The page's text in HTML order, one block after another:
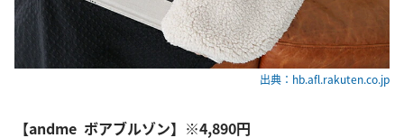
出典：hb.afl.rakuten.co.jp
【andme ボアブルゾン】※4,890円